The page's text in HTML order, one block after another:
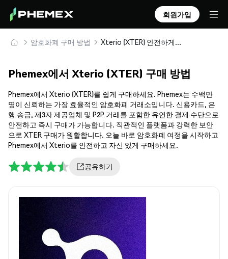
회원가입
암호화폐 구매 방법 Xterio (XTER) 안전하게 구매 및 보관
Phemex에서 Xterio (XTER) 구매 방법
Phemex에서 Xterio (XTER)를 쉽게 구매하세요. Phemex는 수백만
명이 신뢰하는 가장 효율적인 암호화폐 거래소입니다. 신용카드, 은
행 송금, 제3자 제공업체 및 P2P 거래를 포함한 유연한 결제 수단으로
안전하고 즉시 구매가 가능합니다. 직관적인 플랫폼과 강력한 보안
으로 XTER 구매가 원활합니다. 오늘 바로 암호화폐 여정을 시작하고
Phemex에서 Xterio를 안전하고 자신 있게 구매하세요.
공유하기